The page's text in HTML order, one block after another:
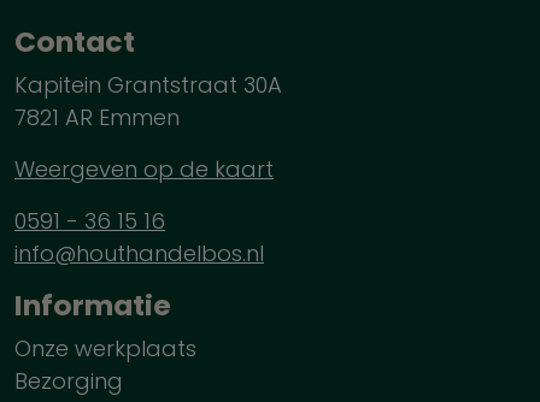
Contact
Kapitein Grantstraat 30A
7821 AR Emmen
Weergeven op de kaart
0591 - 36 15 16
info@houthandelbos.nl
Informatie
Onze werkplaats
Bezorging